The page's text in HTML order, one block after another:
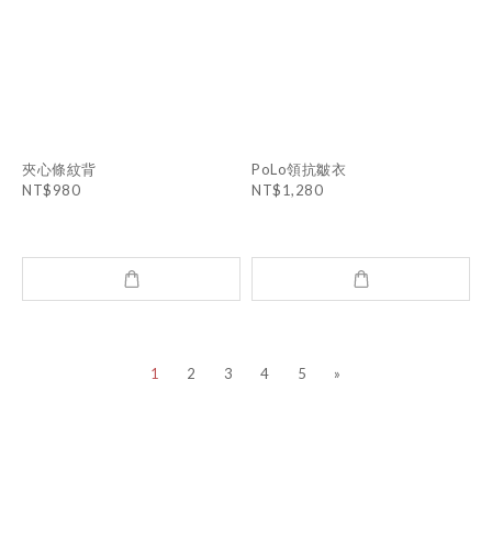
夾心條紋背
NT$980
PoLo領抗皺衣
NT$1,280
1 2 3 4 5 »